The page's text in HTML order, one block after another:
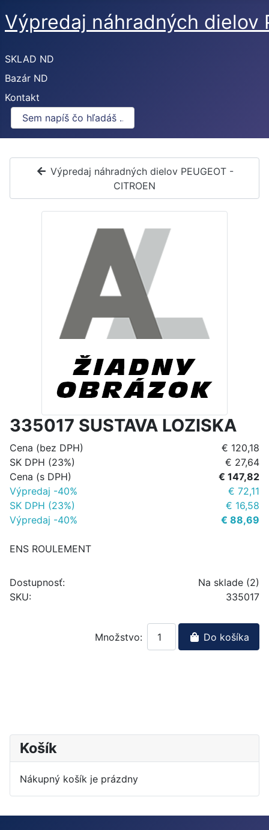
Výpredaj náhradných dielov
SKLAD ND
Bazár ND
Kontakt
Výpredaj náhradných dielov PEUGEOT -
CITROEN
335017 SUSTAVA LOZISKA
Cena (bez DPH)
€ 120,18
SK DPH (23%)
€ 27,64
Cena (s DPH)
€ 147,82
Výpredaj -40%
€ 72,11
SK DPH (23%)
€ 16,58
Výpredaj -40%
€ 88,69
ENS ROULEMENT
Dostupnosť:
Na sklade (2)
SKU:
335017
Množstvo: Do košíka
Košík
Nákupný košík je prázdny